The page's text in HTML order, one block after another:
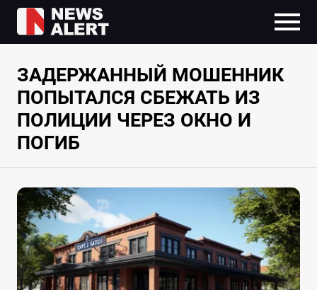
ЗАДЕРЖАННЫЙ МОШЕННИК
ПОПЫТАЛСЯ СБЕЖАТЬ ИЗ
ПОЛИЦИИ ЧЕРЕЗ ОКНО И
ПОГИБ